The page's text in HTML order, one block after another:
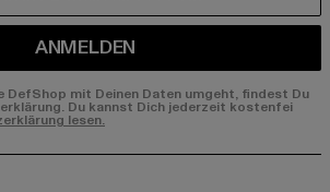
ANMELDEN
DefShop mit Deinen Daten umgeht, findest Du
Du kannst Dich jederzeit kostenfei
lesen.